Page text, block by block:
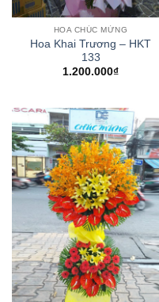
HOA CHÚC MỪNG
Hoa Khai Trương – HKT
133
1.200.000₫